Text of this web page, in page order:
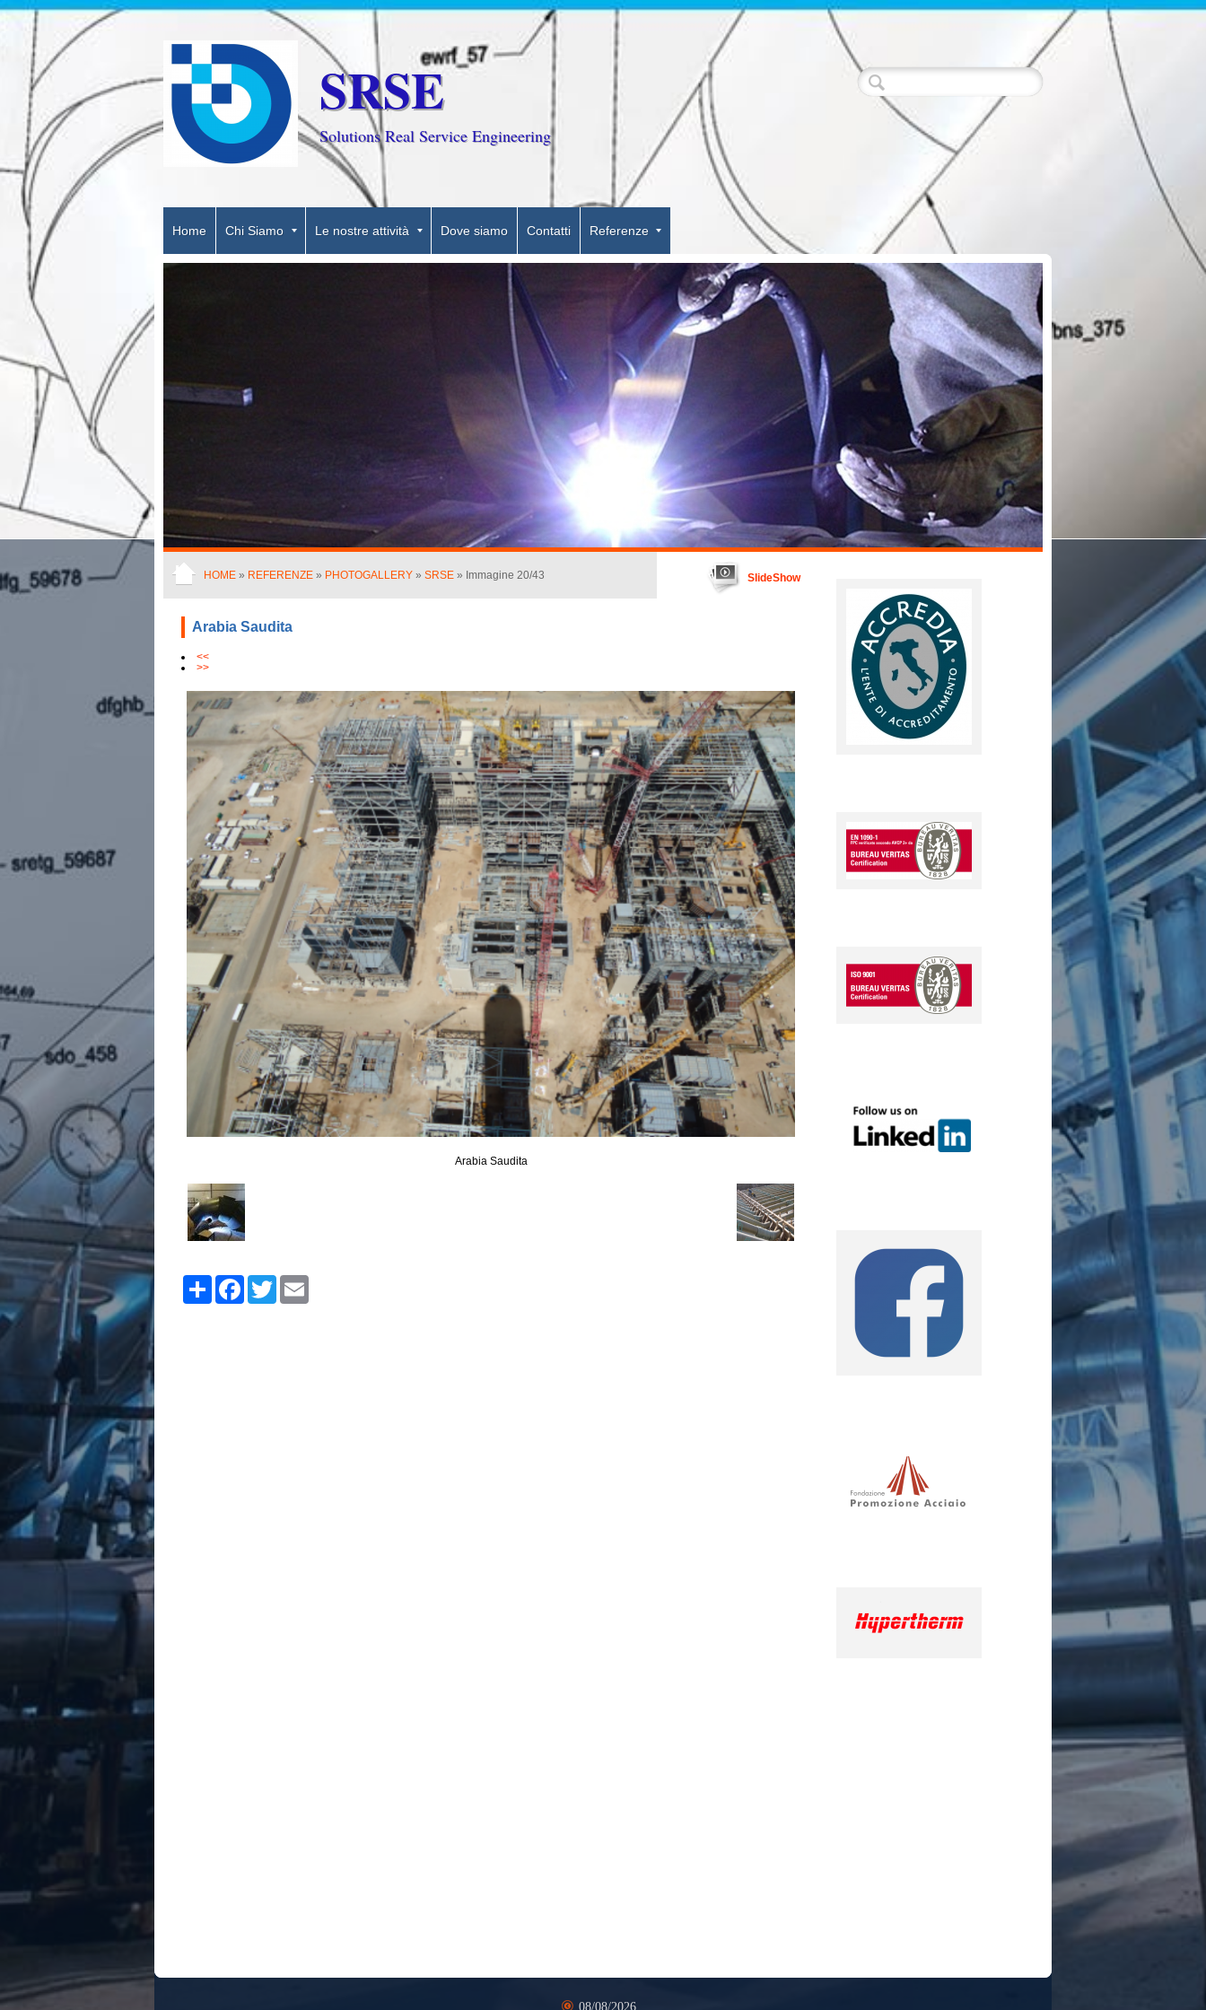
SRSE
Solutions Real Service Engineering
Home Chi Siamo Le nostre attività Dove siamo Contatti Referenze
HOME » REFERENZE » PHOTOGALLERY » SRSE » Immagine 20/43 SlideShow
Arabia Saudita
<<
>>
Arabia Saudita
Share FacebookTwitter
08/08/2026